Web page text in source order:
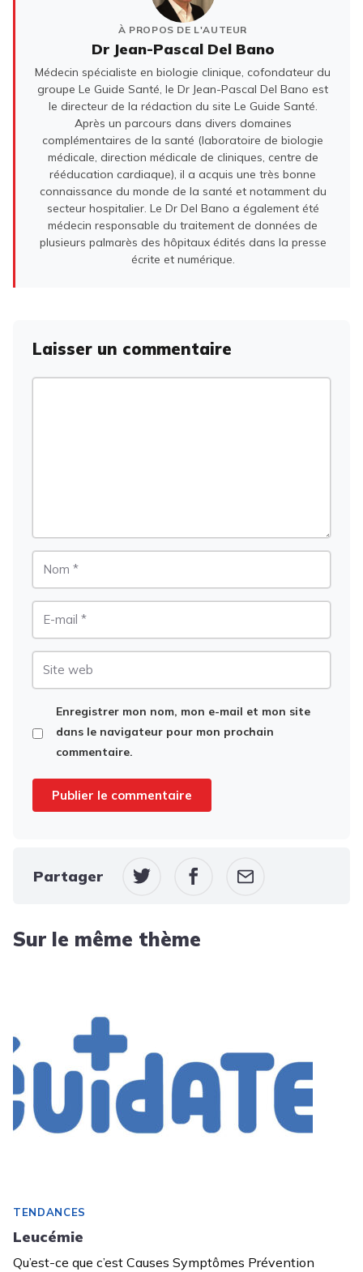
À PROPOS DE L'AUTEUR
Dr Jean-Pascal Del Bano
Médecin spécialiste en biologie clinique, cofondateur du
groupe Le Guide Santé, le Dr Jean-Pascal Del Bano est
le directeur de la rédaction du site Le Guide Santé.
Après un parcours dans divers domaines
complémentaires de la santé (laboratoire de biologie
médicale, direction médicale de cliniques, centre de
rééducation cardiaque), il a acquis une très bonne
connaissance du monde de la santé et notamment du
secteur hospitalier. Le Dr Del Bano a également été
médecin responsable du traitement de données de
plusieurs palmarès des hôpitaux édités dans la presse
écrite et numérique.
Laisser un commentaire
Enregistrer mon nom, mon e-mail et mon site
dans le navigateur pour mon prochain
commentaire.
Partager
Sur le même thème
TENDANCES
Leucémie
Qu’est-ce que c’est Causes Symptômes Prévention